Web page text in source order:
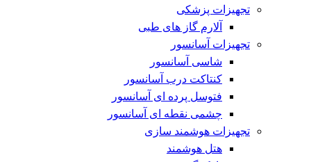
تجهیزات پزشکی
آلارم گاز های طبی
تجهیزات آسانسور
شاسی آسانسور
کنتاکت درب آسانسور
فتوسل پرده ای آسانسور
چشمی نقطه ای آسانسور
تجهیزات هوشمند سازی
هتل هوشمند